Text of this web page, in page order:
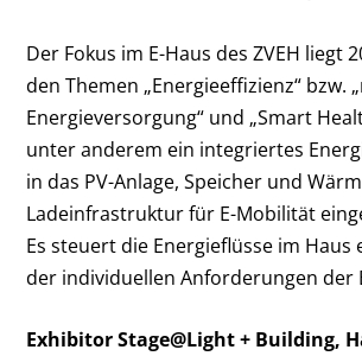
Der Fokus im E-Haus des ZVEH liegt
den Themen „Energieeffizienz“ bzw.
Energieversorgung“ und „Smart
unter anderem ein integriertes
in das PV-Anlage, Speicher und
Ladeinfrastruktur für E-Mobilität
Es steuert die Energieflüsse im Haus
der individuellen Anforderungen der
Exhibitor Stage@Light + Building,